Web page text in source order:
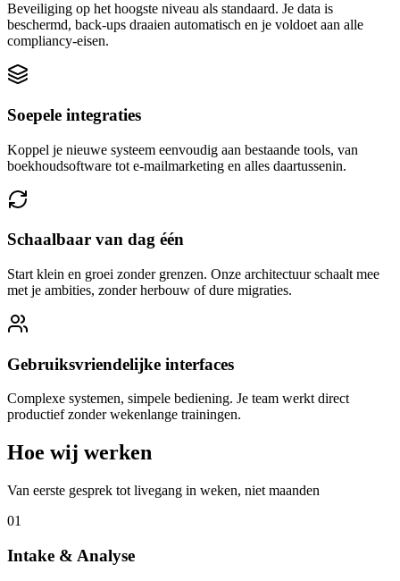
Beveiliging op het hoogste niveau als standaard. Je data is
beschermd, back-ups draaien automatisch en je voldoet aan alle
compliancy-eisen.
Soepele integraties
Koppel je nieuwe systeem eenvoudig aan bestaande tools, van
boekhoudsoftware tot e-mailmarketing en alles daartussenin.
Schaalbaar van dag één
Start klein en groei zonder grenzen. Onze architectuur schaalt mee
met je ambities, zonder herbouw of dure migraties.
Gebruiksvriendelijke interfaces
Complexe systemen, simpele bediening. Je team werkt direct
productief zonder wekenlange trainingen.
Hoe wij werken
Van eerste gesprek tot livegang in weken, niet maanden
01
Intake & Analyse